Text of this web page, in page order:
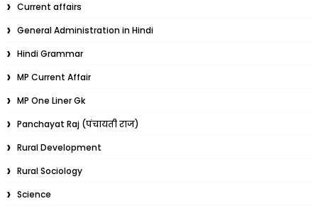
Current affairs
General Administration in Hindi
Hindi Grammar
MP Current Affair
MP One Liner Gk
Panchayat Raj (पंचायती राज)
Rural Development
Rural Sociology
Science